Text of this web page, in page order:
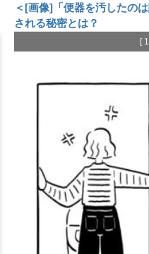
＜[画像]「便器を汚したの
される秘密とは？
[